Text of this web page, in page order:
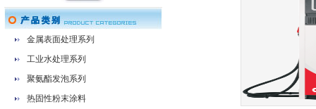
金属表面处理系列
工业水处理系列
聚氨酯发泡系列
热固性粉末涂料